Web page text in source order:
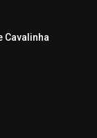
Cavalinha